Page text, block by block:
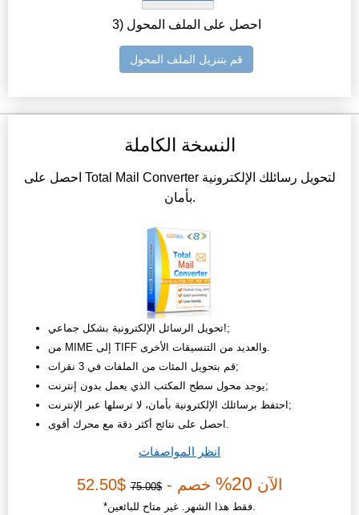
3) احصل على الملف المحول
قم بتنزيل الملف المحول
النسخة الكاملة
احصل على Total Mail Converter لتحويل رسائلك الإلكترونية
بأمان.
تحويل الرسائل الإلكترونية بشكل جماعي!;
من MIME إلى TIFF والعديد من التنسيقات الأخرى.
قم بتحويل المئات من الملفات في 3 نقرات;
يوجد محول سطح المكتب الذي يعمل بدون إنترنت;
احتفظ برسائلك الإلكترونية بأمان، لا ترسلها عبر الإنترنت;
احصل على نتائج أكثر دقة مع محرك أقوى.
انظر المواصفات
الآن 20% خصم -$75.00
$52.50
*فقط هذا الشهر. غير متاح للبائعين.